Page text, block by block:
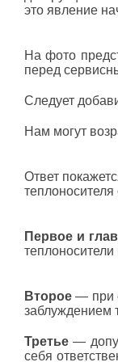
это явление
На фото
перед
Следует
Нам могут
Ответ
Первое и
Второе— при
заблуждением
Третье—
себя